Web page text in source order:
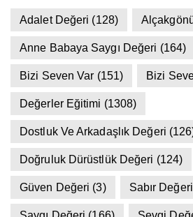
Adalet Değeri (128)
Anne Babaya Saygı Değeri (164)
Bizi Seven Var (151) Bizi
Değerler Eğitimi (1308)
Dostluk Ve Arkadaşlık Değeri
Doğruluk Dürüstlük Değeri (124)
Güven Değeri (3) Sabır Değeri